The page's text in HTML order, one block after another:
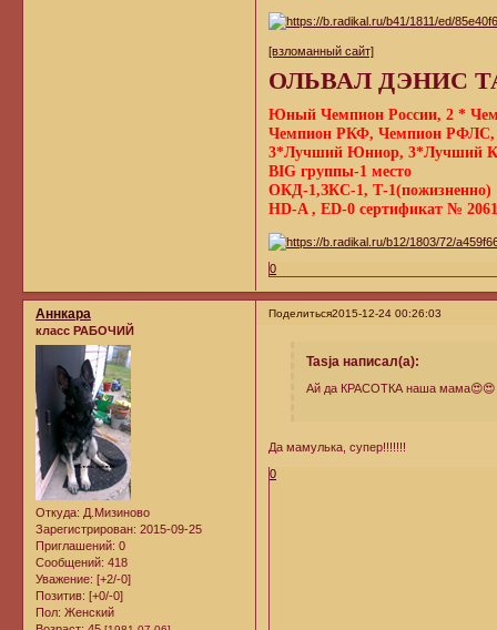
[взломанный сайт]
ОЛЬВАЛ ДЭНИС
Юный Чемпион России, 2 *
Чемпион РКФ, Чемпион
3*Лучший Юниор, 3*Лучший
BIG группы-1 место
ОКД-1,ЗКС-1, Т-1(пожизненно)
HD-A , ED-0 сертификат №
0
Поделиться2015-12-24 00:26:03
Аннкара
класс РАБОЧИЙ
Откуда: Д.Мизиново
Зарегистрирован: 2015-09-25
Приглашений: 0
Сообщений: 418
Уважение: [+2/-0]
Позитив: [+0/-0]
Пол: Женский
Tasja написал(а):
Ай да КРАСОТКА наша мама😍😍
Да мамулька, супер!!!!!!!
0